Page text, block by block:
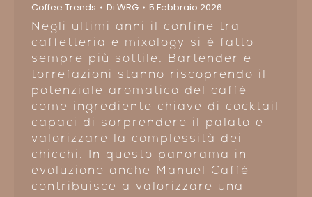
Coffee Trends Di WRG 5 Febbraio 2026
Negli ultimi anni il confine tra
caffetteria e mixology si è fatto
sempre più sottile. Bartender e
torrefazioni stanno riscoprendo il
potenziale aromatico del caffè
come ingrediente chiave di cocktail
capaci di sorprendere il palato e
valorizzare la complessità dei
chicchi. In questo panorama in
evoluzione anche Manuel Caffè
contribuisce a valorizzare una